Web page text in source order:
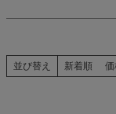
並び替え 新着順